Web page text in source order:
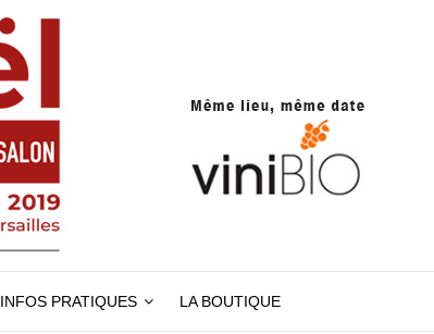
INFOS PRATIQUES LA BOUTIQUE